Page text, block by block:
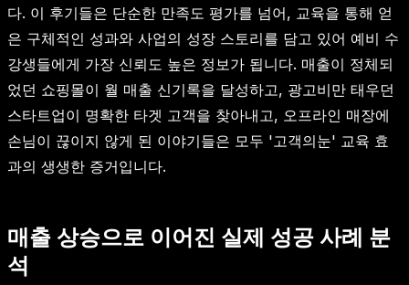
다. 이 후기들은 단순한 만족도 평가를 넘어, 교육을 통해 얻
은 구체적인 성과와 사업의 성장 스토리를 담고 있어 예비 수
강생들에게 가장 신뢰도 높은 정보가 됩니다. 매출이 정체되
었던 쇼핑몰이 월 매출 신기록을 달성하고, 광고비만 태우던
스타트업이 명확한 타겟 고객을 찾아내고, 오프라인 매장에
손님이 끊이지 않게 된 이야기들은 모두 '고객의눈' 교육 효
과의 생생한 증거입니다.
매출 상승으로 이어진 실제 성공 사례 분
석